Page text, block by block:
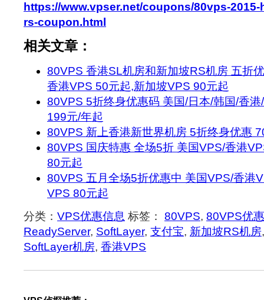
https://www.vpser.net/coupons/80vps-
rs-coupon.html
相关文章：
80VPS 香港SL机房和新加坡RS机房 五折
香港VPS 50元起,新加坡VPS 90元起
80VPS 5折终身优惠码 美国/日本/韩国/香
199元/年起
80VPS 新上香港新世界机房 5折终身优惠
80VPS 国庆特惠 全场5折 美国VPS/香港
80元起
80VPS 五月全场5折优惠中 美国VPS/香港
VPS 80元起
分类： VPS优惠信息 标签： 80VPS, 80VPS优
ReadyServer, SoftLayer, 支付宝, 新加坡RS机房
SoftLayer机房, 香港VPS